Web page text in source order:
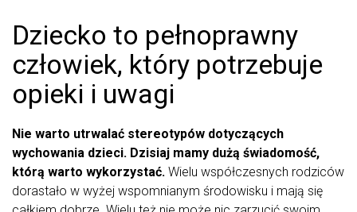
Dziecko to pełnoprawny
człowiek, który potrzebuje
opieki i uwagi
Nie warto utrwalać stereotypów dotyczących
wychowania dzieci. Dzisiaj mamy dużą świadomość,
którą warto wykorzystać. Wielu współczesnych rodziców
dorastało w wyżej wspomnianym środowisku i mają się